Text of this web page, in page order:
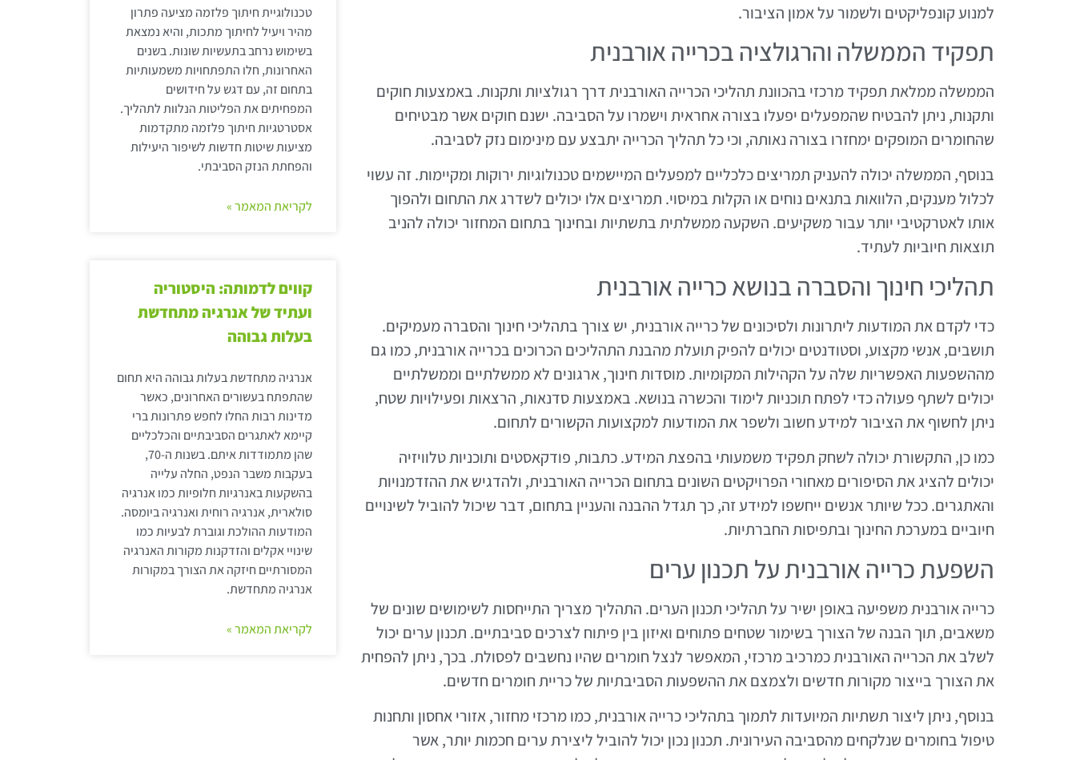
למנוע קונפליקטים ולשמור על אמון הציבור.
תפקיד הממשלה והרגולציה בכרייה אורבנית
הממשלה ממלאת תפקיד מרכזי בהכוונת תהליכי הכרייה האורבנית דרך רגולציות ותקנות. באמצעות חוקים
ותקנות, ניתן להבטיח שהמפעלים יפעלו בצורה אחראית וישמרו על הסביבה. ישנם חוקים אשר מבטיחים
שהחומרים המופקים ימחזרו בצורה נאותה, וכי כל תהליך הכרייה יתבצע עם מינימום נזק לסביבה.
בנוסף, הממשלה יכולה להעניק תמריצים כלכליים למפעלים המיישמים טכנולוגיות ירוקות ומקיימות. זה עשוי
לכלול מענקים, הלוואות בתנאים נוחים או הקלות במיסוי. תמריצים אלו יכולים לשדרג את התחום ולהפוך
אותו לאטרקטיבי יותר עבור משקיעים. השקעה ממשלתית בתשתיות ובחינוך בתחום המחזור יכולה להניב
תוצאות חיוביות לעתיד.
תהליכי חינוך והסברה בנושא כרייה אורבנית
כדי לקדם את המודעות ליתרונות ולסיכונים של כרייה אורבנית, יש צורך בתהליכי חינוך והסברה מעמיקים.
תושבים, אנשי מקצוע, וסטודנטים יכולים להפיק תועלת מהבנת התהליכים הכרוכים בכרייה אורבנית, כמו גם
מההשפעות האפשריות שלה על הקהילות המקומיות. מוסדות חינוך, ארגונים לא ממשלתיים וממשלתיים
יכולים לשתף פעולה כדי לפתח תוכניות לימוד והכשרה בנושא. באמצעות סדנאות, הרצאות ופעילויות שטח,
ניתן לחשוף את הציבור למידע חשוב ולשפר את המודעות למקצועות הקשורים לתחום.
כמו כן, התקשורת יכולה לשחק תפקיד משמעותי בהפצת המידע. כתבות, פודקאסטים ותוכניות טלוויזיה
יכולים להציג את הסיפורים מאחורי הפרויקטים השונים בתחום הכרייה האורבנית, ולהדגיש את ההזדמנויות
והאתגרים. ככל שיותר אנשים ייחשפו למידע זה, כך תגדל ההבנה והעניין בתחום, דבר שיכול להוביל לשינויים
חיוביים במערכת החינוך ובתפיסות החברתיות.
השפעת כרייה אורבנית על תכנון ערים
כרייה אורבנית משפיעה באופן ישיר על תהליכי תכנון הערים. התהליך מצריך התייחסות לשימושים שונים של
משאבים, תוך הבנה של הצורך בשימור שטחים פתוחים ואיזון בין פיתוח לצרכים סביבתיים. תכנון ערים יכול
לשלב את הכרייה האורבנית כמרכיב מרכזי, המאפשר לנצל חומרים שהיו נחשבים לפסולת. בכך, ניתן להפחית
את הצורך בייצור מקורות חדשים ולצמצם את ההשפעות הסביבתיות של כריית חומרים חדשים.
בנוסף, ניתן ליצור תשתיות המיועדות לתמוך בתהליכי כרייה אורבנית, כמו מרכזי מחזור, אזורי אחסון ותחנות
טיפול בחומרים שנלקחים מהסביבה העירונית. תכנון נכון יכול להוביל ליצירת ערים חכמות יותר, אשר
טכנולוגיית חיתוך פלזמה מציעה פתרון
מהיר ויעיל לחיתוך מתכות, והיא נמצאת
בשימוש נרחב בתעשיות שונות. בשנים
האחרונות, חלו התפתחויות משמעותיות
בתחום זה, עם דגש על חידושים
המפחיתים את הפליטות הנלוות לתהליך.
אסטרטגיות חיתוך פלזמה מתקדמות
מציעות שיטות חדשות לשיפור היעילות
והפחתת הנזק הסביבתי.
לקריאת המאמר »
קווים לדמותה: היסטוריה
ועתיד של אנרגיה מתחדשת
בעלות גבוהה
אנרגיה מתחדשת בעלות גבוהה היא תחום
שהתפתח בעשורים האחרונים, כאשר
מדינות רבות החלו לחפש פתרונות ברי
קיימא לאתגרים הסביבתיים והכלכליים
שהן מתמודדות איתם. בשנות ה-70,
בעקבות משבר הנפט, החלה עלייה
בהשקעות באנרגיות חלופיות כמו אנרגיה
סולארית, אנרגיה רוחית ואנרגיה ביומסה.
המודעות ההולכת וגוברת לבעיות כמו
שינויי אקלים והזדקנות מקורות האנרגיה
המסורתיים חיזקה את הצורך במקורות
אנרגיה מתחדשת.
לקריאת המאמר »